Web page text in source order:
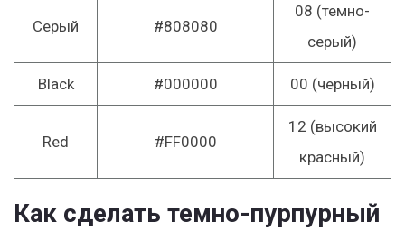
Серый #808080
08 (темно-
серый)
Black #000000 00 (черный)
Red #FF0000
12 (высокий
красный)
Как сделать темно-пурпурный